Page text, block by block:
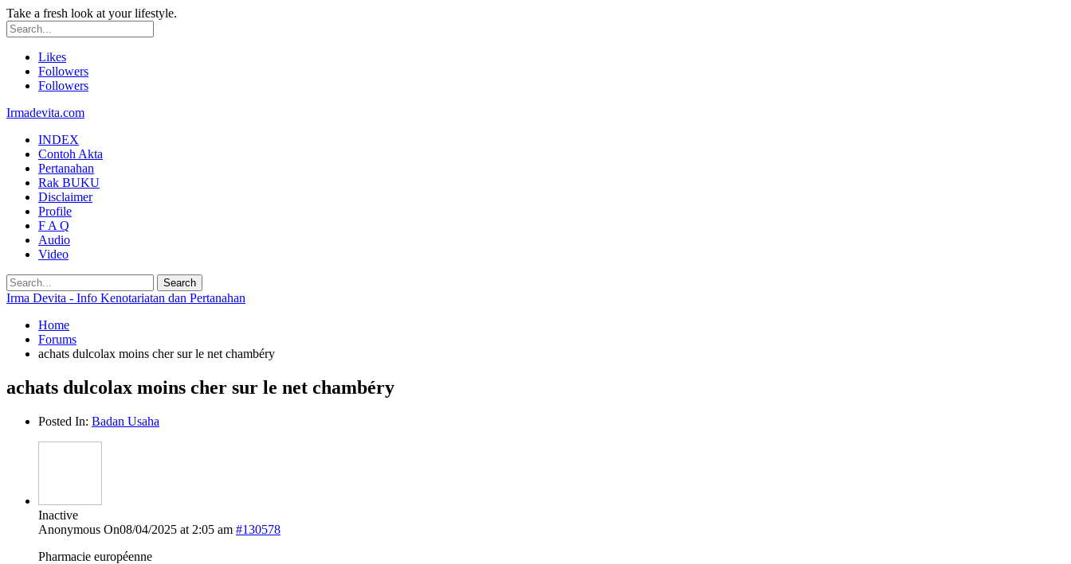
Take a fresh look at your lifestyle.
Likes
Followers
Followers
Irmadevita.com
INDEX
Contoh Akta
Pertanahan
Rak BUKU
Disclaimer
Profile
F A Q
Audio
Video
Irma Devita - Info Kenotariatan dan Pertanahan
Home
Forums
achats dulcolax moins cher sur le net chambéry
achats dulcolax moins cher sur le net chambéry
Posted In: Badan Usaha
Inactive
Anonymous On08/04/2025 at 2:05 am #130578
Pharmacie européenne